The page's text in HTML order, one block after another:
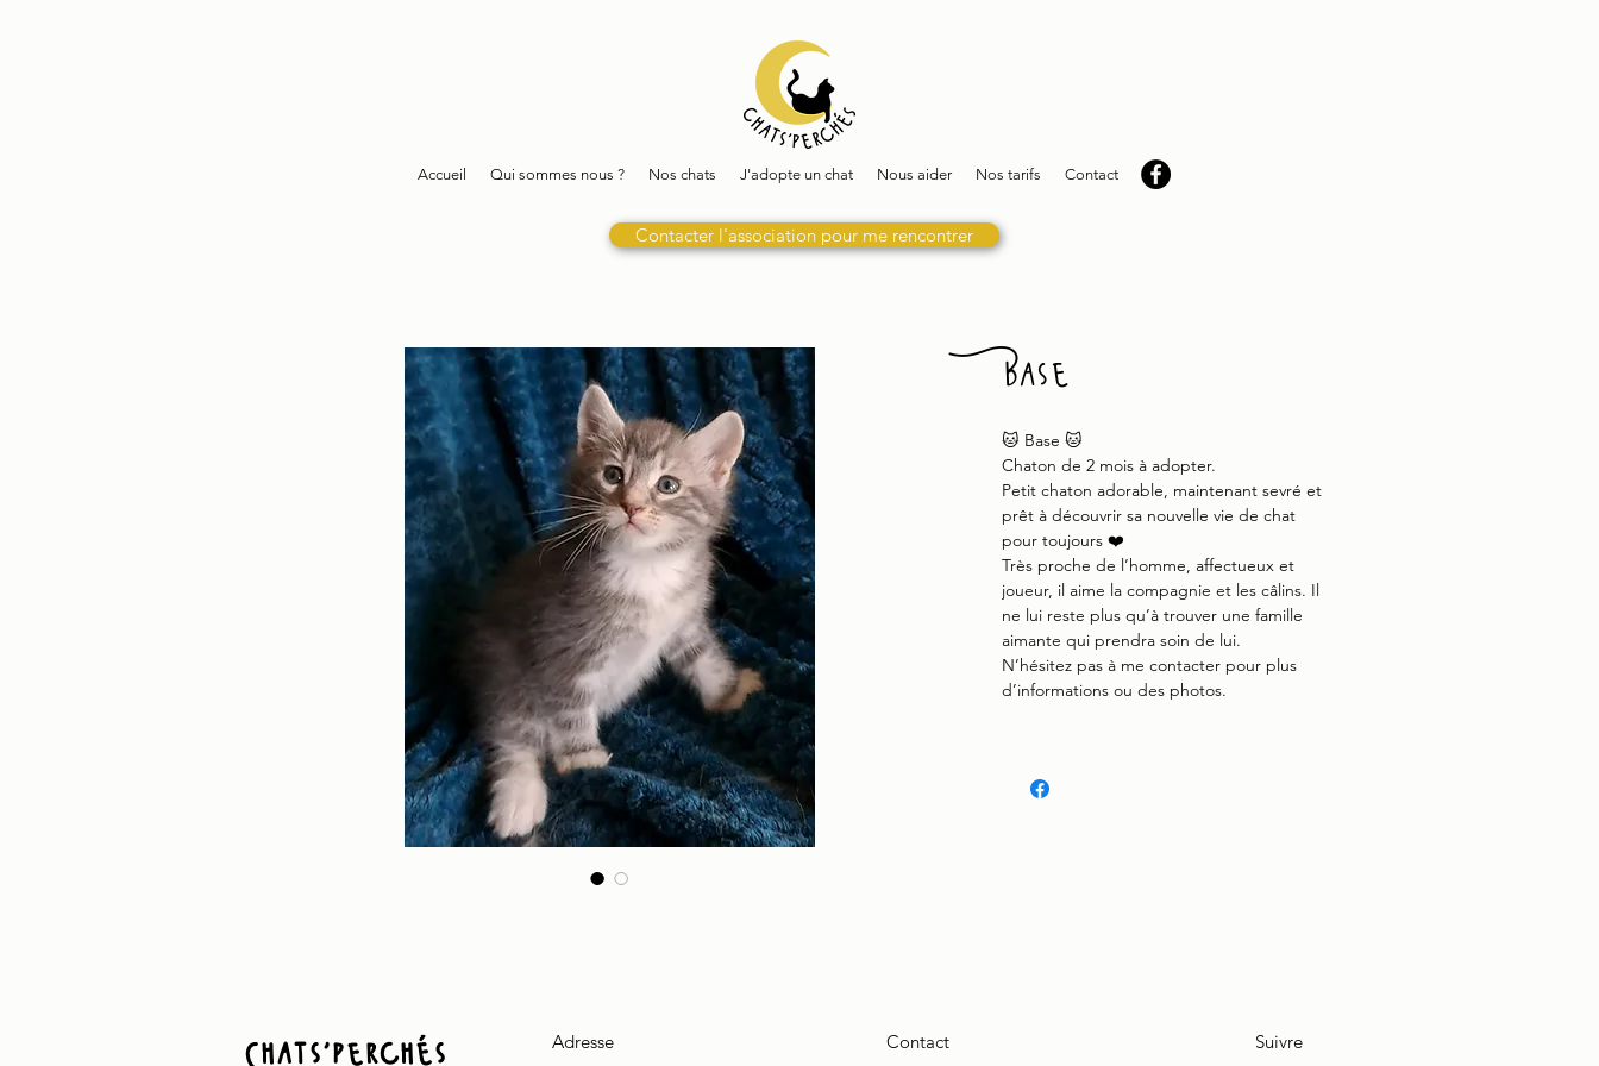
Accueil Qui sommes nous ? Nos chats J'adopte un chat Nous aider Nos tarifs Contact
Contacter l'association pour me rencontrer
Base
🐱 Base 🐱
Chaton de 2 mois à adopter.
Petit chaton adorable, maintenant sevré et
prêt à découvrir sa nouvelle vie de chat
pour toujours ❤️
Très proche de l’homme, affectueux et
joueur, il aime la compagnie et les câlins. Il
ne lui reste plus qu’à trouver une famille
aimante qui prendra soin de lui.
N’hésitez pas à me contacter pour plus
d’informations ou des photos.
Chats'perchés Adresse Contact Suivre